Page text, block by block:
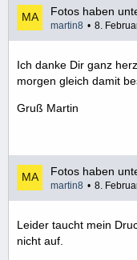
Fotos haben
martin8 8.
Ich danke Dir ganz
morgen gleich damit
Gruß Martin
Fotos haben
martin8 8.
Leider taucht mein
nicht auf.